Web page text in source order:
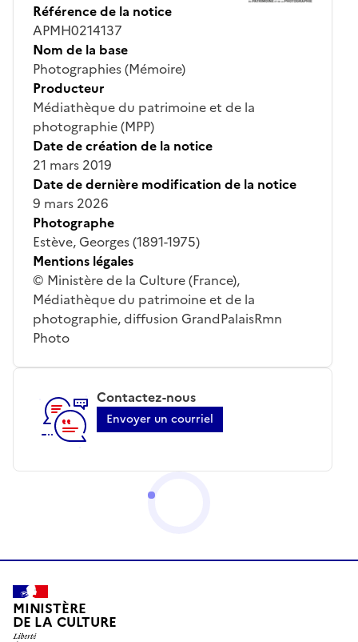
Référence de la notice
APMH0214137
Nom de la base
Photographies (Mémoire)
Producteur
Médiathèque du patrimoine et de la
photographie (MPP)
Date de création de la notice
21 mars 2019
Date de dernière modification de la notice
9 mars 2026
Photographe
Estève, Georges (1891-1975)
Mentions légales
© Ministère de la Culture (France),
Médiathèque du patrimoine et de la
photographie, diffusion GrandPalaisRmn
Photo
Contactez-nous
Envoyer un courriel
MINISTÈRE
DE LA CULTURE